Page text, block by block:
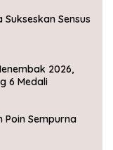
Sensus
2026,
6 Medali
Poin Sempurna